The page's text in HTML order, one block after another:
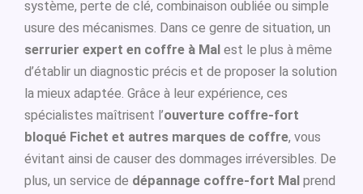
système, perte de clé, combinaison oubliée ou simple
usure des mécanismes. Dans ce genre de situation, un
serrurier expert en coffre à Mal est le plus à même
d’établir un diagnostic précis et de proposer la solution
la mieux adaptée. Grâce à leur expérience, ces
spécialistes maîtrisent l’ouverture coffre-fort
bloqué Fichet et autres marques de coffre, vous
évitant ainsi de causer des dommages irréversibles. De
plus, un service de dépannage coffre-fort Mal prend